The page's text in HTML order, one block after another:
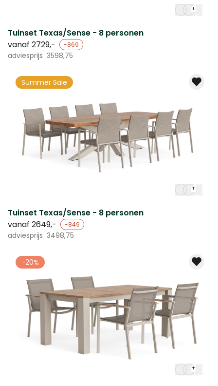
+
Tuinset Texas/Sense - 8 personen
vanaf 2729,- -869
adviesprijs 3598,75
+
Tuinset Texas/Sense - 8 personen
vanaf 2649,- -849
adviesprijs 3498,75
-24%
Summer Sale
+
-20%